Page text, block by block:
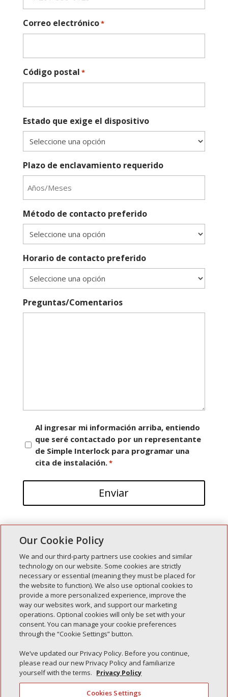
Correo electrónico*
Código postal *
Estado que exige el dispositivo
Plazo de enclavamiento requerido
Método de contacto preferido
Horario de contacto preferido
Preguntas/Comentarios
Consentimiento
Al ingresar mi información arriba, entiendo
que seré contactado por un representante
de Simple Interlock para programar una
cita de instalación.*
Entradas recientes
Simple Interlock de Walla Walla
Enclavamiento simple de Morton
Simple Interlock de Carol Stream
Simple Interlock de Waukegan
Simple Interlock de Texarkana
Our Cookie Policy
We and our third-party partners use cookies and similar
technology on our website. Some cookies are strictly
necessary or essential (meaning they must be placed for
the website to function). We also use optional cookies to
provide a more personalized experience, improve the
way our websites work, and support our marketing
operations. Optional cookies will only be set with your
consent. You can manage your cookie preferences
through the “Cookie Settings” button.
We’ve updated our Privacy Policy. Before you continue,
please read our new Privacy Policy and familiarize
yourself with the terms. Privacy Policy
Cookies Settings